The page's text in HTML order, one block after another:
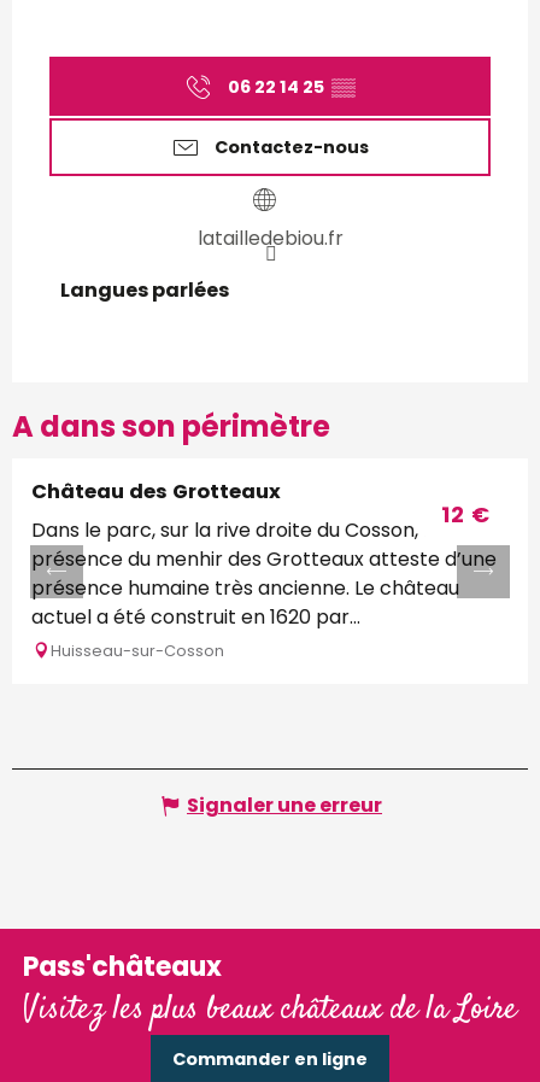
06 22 14 25 ▒▒
Contactez-nous
latailledebiou.fr
Langues parlées
Langues parlées
A dans son périmètre
12 €
Château des Grotteaux
Dans le parc, sur la rive droite du Cosson, la
présence du menhir des Grotteaux atteste d’une
présence humaine très ancienne. Le château
actuel a été construit en 1620 par...
Huisseau-sur-Cosson
Signaler une erreur
Pass'châteaux
Visitez les plus beaux châteaux de la Loire
Commander en ligne